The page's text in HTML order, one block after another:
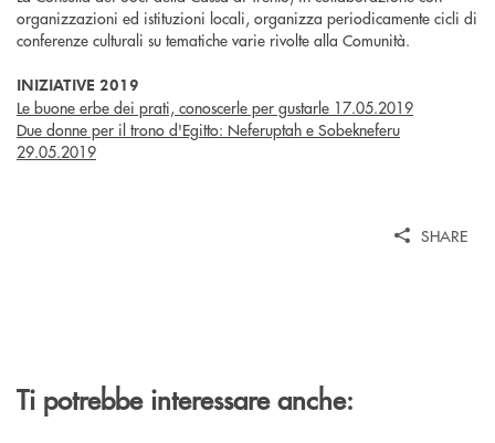
organizzazioni ed istituzioni locali, organizza periodicamente cicli di
conferenze culturali su tematiche varie rivolte alla Comunità.
INIZIATIVE 2019
Le buone erbe dei prati, conoscerle per gustarle 17.05.2019
Due donne per il trono d'Egitto: Neferuptah e Sobekneferu
29.05.2019
SHARE
Ti potrebbe interessare anche: